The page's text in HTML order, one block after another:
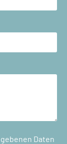
Daten